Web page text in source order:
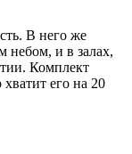
В него же
небом, и в залах,
Комплект
его на 20